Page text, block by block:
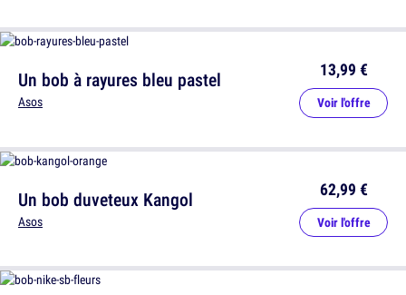
Un bob à rayures bleu pastel
Asos
13,99 €
Voir l'offre
Un bob duveteux Kangol
Asos
62,99 €
Voir l'offre